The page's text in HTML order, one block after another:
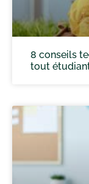
8 conseils
tout